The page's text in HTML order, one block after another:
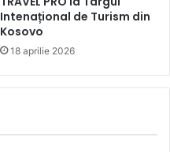
Intenațional de Turism din
Kosovo
18 aprilie 2026